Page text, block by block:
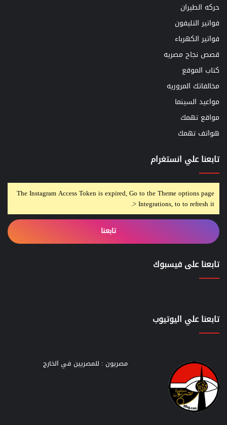
حركه الطيران
فواتير التليفون
فواتير الكهرباء
قصص نجاح مصريه
كتاب الموقع
مخالفاتك المروريه
مواعيد السينما
مواقع تهمك
هواتف تهمك
تابعنا علي انستغرام
The Instagram Access Token is expired, Go to the Theme options page
> Integrations, to to refresh it.
تابعنا
تابعنا على فيسبوك
تابعنا علي اليوتيوب
مصريون : للمصريين في الخارج